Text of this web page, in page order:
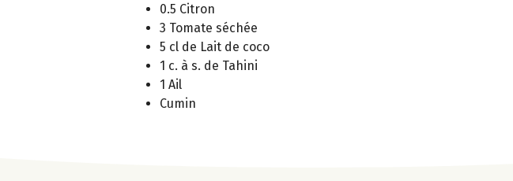
0.5 Citron
3 Tomate séchée
5 cl de Lait de coco
1 c. à s. de Tahini
1 Ail
Cumin